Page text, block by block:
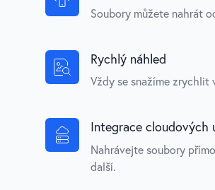
Soubory můžete nahrát
Rychlý náhled
Vždy se snažíme zrychlit
Integrace cloudových
Nahrávejte soubory
další.